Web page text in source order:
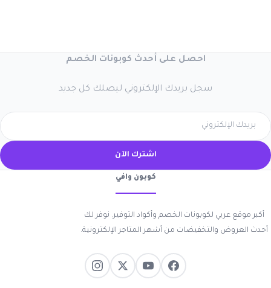
احصل على أحدث كوبونات الخصم
سجل بريدك الإلكتروني ليصلك كل جديد
اشترك الآن
كوبون وافي
أكبر موقع عربي لكوبونات الخصم وأكواد التوفير. نوفر لك
أحدث العروض والتخفيضات من أشهر المتاجر الإلكترونية.